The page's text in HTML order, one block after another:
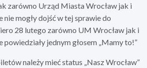
zarówno Urząd Miasta Wrocław jak i
nie mogły dojść w tej sprawie do
28 lutego zarówno UM Wrocław jak i
powiedziały jednym głosem „Mamy to!”
należy mieć status „Nasz Wrocław”